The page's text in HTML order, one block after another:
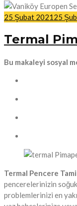
25 Şubat 202125
Termal
Bu makaleyi sosyal
Termal Pencere
pencerelerinizin
problemlerinizi en